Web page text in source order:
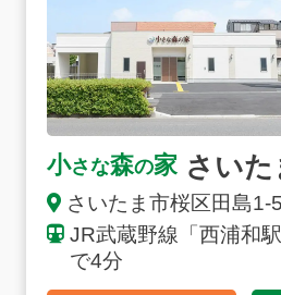
小さな森の家 さいた
さいたま市桜区田島1-
JR武蔵野線「西浦和
で4分